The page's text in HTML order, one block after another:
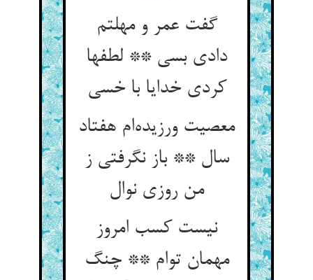
گفت عمر و مهلتم
دادی بسی ** لطفها
کردی خدایا با خسی‌‌
معصیت ورزیده‌‌ام هفتاد
سال ** باز نگرفتی ز
نیست کسب امروز
مهمان توام ** چنگ